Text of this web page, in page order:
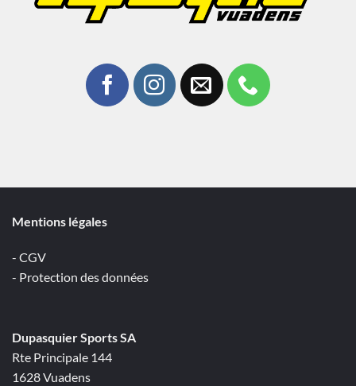
Mentions légales
- CGV
- Protection des données
Dupasquier Sports SA
Rte Principale 144
1628 Vuadens